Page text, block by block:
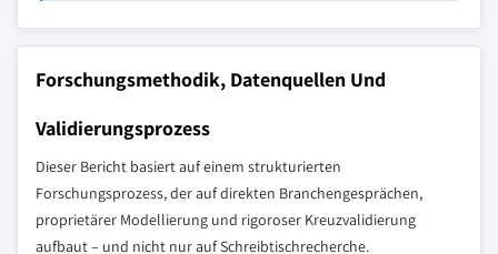
Forschungsmethodik, Datenquellen Und
Validierungsprozess
Dieser Bericht basiert auf einem strukturierten
Forschungsprozess, der auf direkten Branchengesprächen,
proprietärer Modellierung und rigoroser Kreuzvalidierung
aufbaut – und nicht nur auf Schreibtischrecherche.